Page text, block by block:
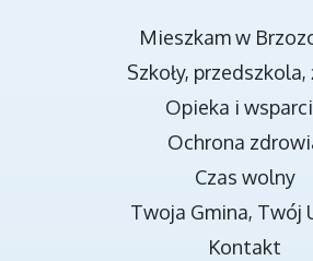
TRANSMISJA OBRAD
Mieszkam w
Szkoły, przedszkola,
Opieka i
Ochrona
Czas wolny
Twoja Gmina, Twój
Kontakt